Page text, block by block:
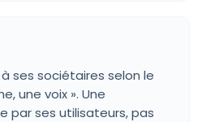
ses sociétaires selon le
une voix ». Une
par ses utilisateurs, pas